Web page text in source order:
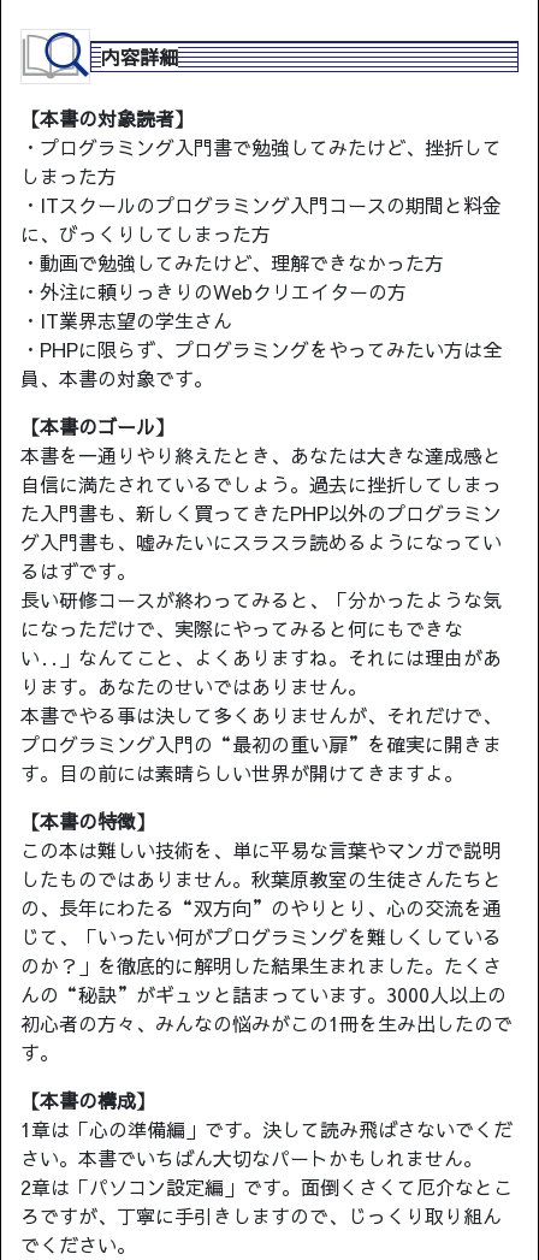
内容詳細
【本書の対象読者】
・プログラミング入門書で勉強してみたけど、挫折して
しまった方
・ITスクールのプログラミング入門コースの期間と料金
に、びっくりしてしまった方
・動画で勉強してみたけど、理解できなかった方
・外注に頼りっきりのWebクリエイターの方
・IT業界志望の学生さん
・PHPに限らず、プログラミングをやってみたい方は全
員、本書の対象です。
【本書のゴール】
本書を一通りやり終えたとき、あなたは大きな達成感と
自信に満たされているでしょう。過去に挫折してしまっ
た入門書も、新しく買ってきたPHP以外のプログラミン
グ入門書も、嘘みたいにスラスラ読めるようになってい
るはずです。
長い研修コースが終わってみると、「分かったような気
になっただけで、実際にやってみると何にもできな
い‥」なんてこと、よくありますね。それには理由があ
ります。あなたのせいではありません。
本書でやる事は決して多くありませんが、それだけで、
プログラミング入門の“最初の重い扉”を確実に開きま
す。目の前には素晴らしい世界が開けてきますよ。
【本書の特徴】
この本は難しい技術を、単に平易な言葉やマンガで説明
したものではありません。秋葉原教室の生徒さんたちと
の、長年にわたる“双方向”のやりとり、心の交流を通
じて、「いったい何がプログラミングを難しくしている
のか？」を徹底的に解明した結果生まれました。たくさ
んの“秘訣”がギュッと詰まっています。3000人以上の
初心者の方々、みんなの悩みがこの1冊を生み出したので
す。
【本書の構成】
1章は「心の準備編」です。決して読み飛ばさないでくだ
さい。本書でいちばん大切なパートかもしれません。
2章は「パソコン設定編」です。面倒くさくて厄介なとこ
ろですが、丁寧に手引きしますので、じっくり取り組ん
でください。